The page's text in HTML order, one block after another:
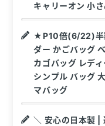
キャリーオン 小
★P10倍(6/22)半
ダー かごバッグ
カゴバッグ レデ
シンプル バッグ
マバッグ
＼ 安心の日本製 |